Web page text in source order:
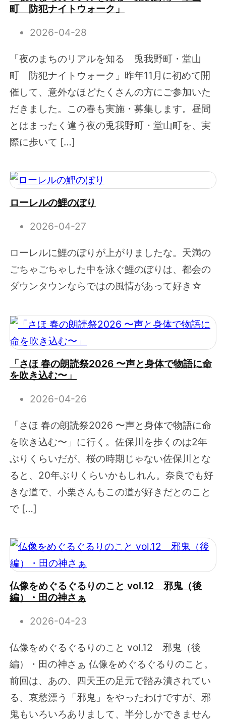
町 防犯ナイトウォーク」
2026-04-28
「夜のまちのリアルを知る 兎我野町・堂山
町 防犯ナイトウォーク」昨年11月に初めて開
催して、意外なほどたくさんの方にご参加いた
だきました。この春も実施・募集します。昼間
とはまったく違う夜の兎我野町・堂山町を、実
際に歩いて […]
ローレルの鯉のぼり
2026-04-27
ローレルに鯉のぼりが上がりましたな。天満の
ごちゃごちゃした中を泳ぐ鯉のぼりは、都会の
ダウンタウンならではの風情があって好き☆
「さほ 春の朗読祭2026 〜声と身体で物語に命
を吹き込む〜」
2026-04-26
「さほ 春の朗読祭2026 〜声と身体で物語に命
を吹き込む〜」に行く。佐保川を歩くのは2年
ぶりくらいだが、桜の時期じゃない佐保川とな
ると、20年ぶりくらいかもしれん。奈良でも好
きな道で、小栗さんもこの道が好きだとのこと
で […]
仏像をめぐるぐるりのこと vol.12 邪鬼（後
編）・田の神さぁ
2026-04-23
仏像をめぐるぐるりのこと vol.12 邪鬼（後
編）・田の神さぁ 仏像をめぐるぐるりのこと。
前回は、あの、四天王の足元で踏み潰されてい
る、哀愁漂う「邪鬼」をやったわけですが、邪
鬼もいろいろありまして、半分しかできません